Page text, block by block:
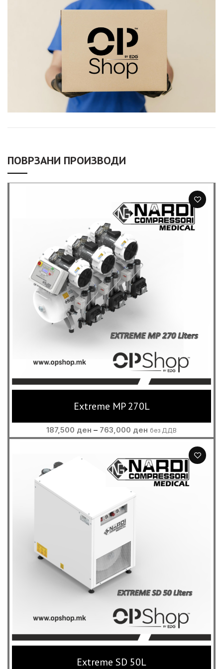
ПОВРЗАНИ ПРОИЗВОДИ
Extreme MP 270L
187,500 ден – 763,000 ден Price
range:
through
763,000 ден
без ДДВ
Extreme SD 50L